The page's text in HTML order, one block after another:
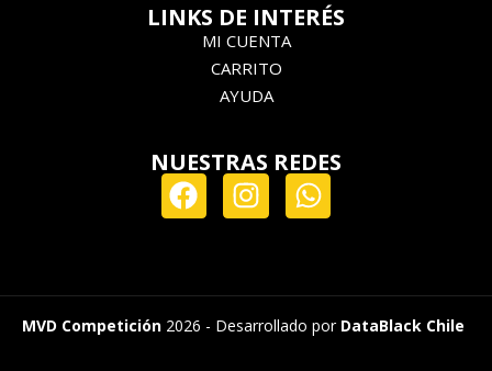
LINKS DE INTERÉS
MI CUENTA
CARRITO
AYUDA
NUESTRAS REDES
MVD Competición 2026 - Desarrollado por DataBlack Chile